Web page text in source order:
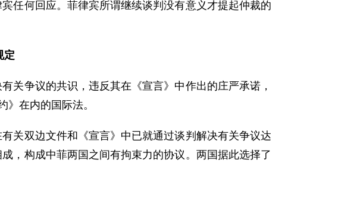
任何回应。菲律宾所谓继续谈判没有意义才提起仲裁的
定
争议的共识，违反其在《宣言》中作出的庄严承诺，
》在内的国际法。
双边文件和《宣言》中已就通过谈判解决有关争议达
，构成中菲两国之间有拘束力的协议。两国据此选择了